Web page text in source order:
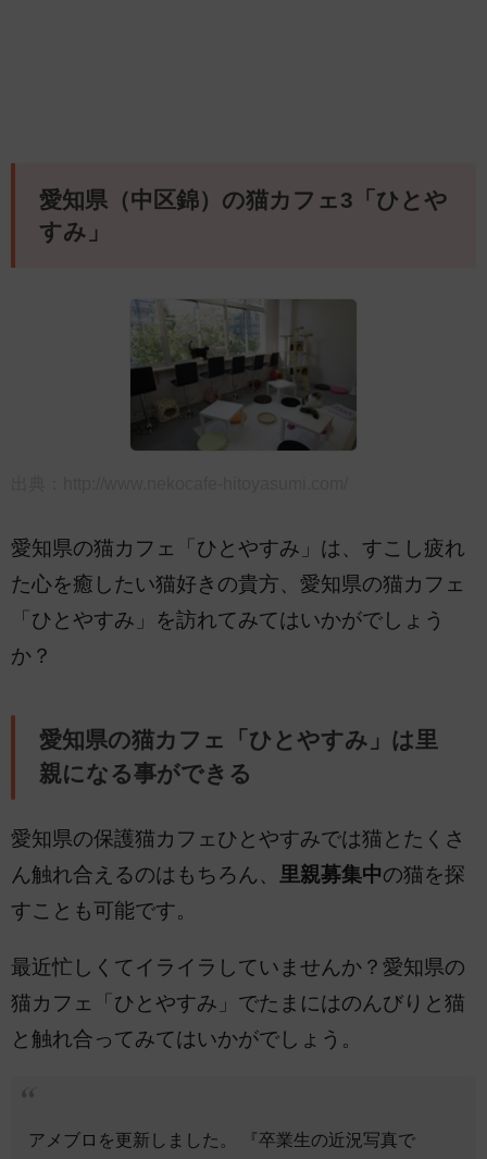
愛知県（中区錦）の猫カフェ3「ひとや
すみ」
愛知県の猫カフェ「ひとやすみ」は、すこし疲れ
た心を癒したい猫好きの貴方、愛知県の猫カフェ
「ひとやすみ」を訪れてみてはいかがでしょう
か？
愛知県の猫カフェ「ひとやすみ」は里
親になる事ができる
愛知県の保護猫カフェひとやすみでは猫とたくさ
ん触れ合えるのはもちろん、 里親募集中の猫を探
すことも可能です。
最近忙しくてイライラしていませんか？愛知県の
猫カフェ「ひとやすみ」でたまにはのんびりと猫
と触れ合ってみてはいかがでしょう。
アメブロを更新しました。 『卒業生の近況写真で